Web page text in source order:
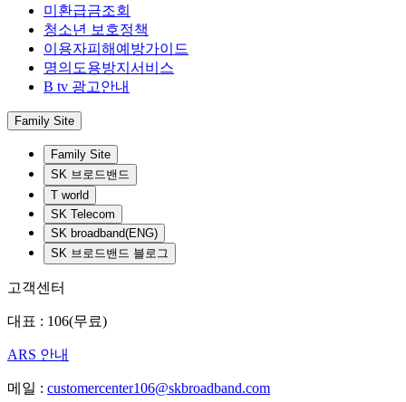
미환급금조회
청소년 보호정책
이용자피해예방가이드
명의도용방지서비스
B tv 광고안내
Family Site
Family Site
SK 브로드밴드
T world
SK Telecom
SK broadband(ENG)
SK 브로드밴드 블로그
고객센터
대표 : 106(무료)
ARS 안내
메일 : customercenter106@skbroadband.com